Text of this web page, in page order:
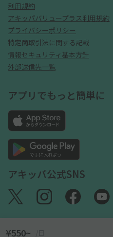
¥550~ /日
利用規約
アキッパバリュープラス利用規約
プライバシーポリシー
特定商取引法に関する記載
情報セキュリティ基本方針
外部送信先一覧
アプリでもっと簡単に
アキッパ公式SNS
©akippa Inc. All